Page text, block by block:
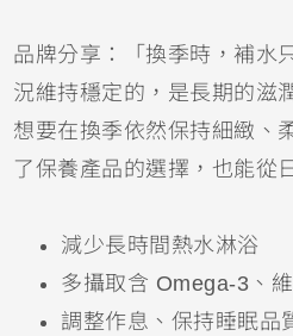
品牌分享：「換季時，補水
況維持穩定的，是長期的滋
想要在換季依然保持細緻、
了保養產品的選擇，也能從
減少長時間熱水淋浴
多攝取含 Omega-3、
調整作息、保持睡眠品